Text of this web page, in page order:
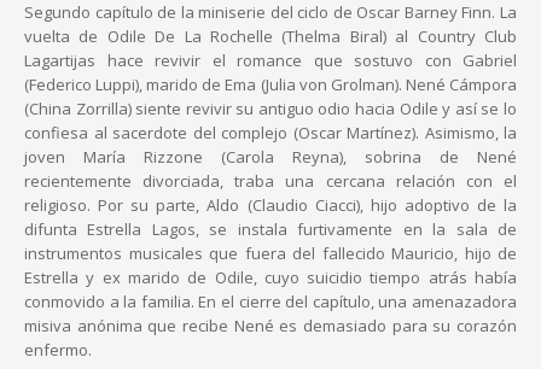
Segundo capítulo de la miniserie del ciclo de Oscar Barney Finn. La
vuelta de Odile De La Rochelle (Thelma Biral) al Country Club
Lagartijas hace revivir el romance que sostuvo con Gabriel
(Federico Luppi), marido de Ema (Julia von Grolman). Nené Cámpora
(China Zorrilla) siente revivir su antiguo odio hacia Odile y así se lo
confiesa al sacerdote del complejo (Oscar Martínez). Asimismo, la
joven María Rizzone (Carola Reyna), sobrina de Nené
recientemente divorciada, traba una cercana relación con el
religioso. Por su parte, Aldo (Claudio Ciacci), hijo adoptivo de la
difunta Estrella Lagos, se instala furtivamente en la sala de
instrumentos musicales que fuera del fallecido Mauricio, hijo de
Estrella y ex marido de Odile, cuyo suicidio tiempo atrás había
conmovido a la familia. En el cierre del capítulo, una amenazadora
misiva anónima que recibe Nené es demasiado para su corazón
enfermo.